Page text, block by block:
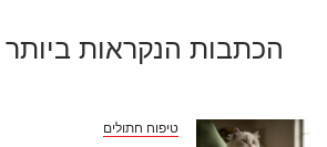
הכתבות הנקראות ביותר
טיפוח חתולים